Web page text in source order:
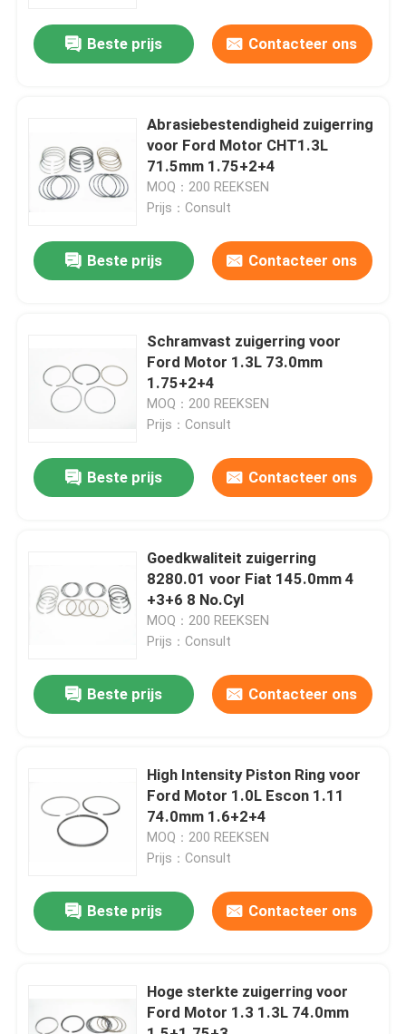
video's
Over ons
Kwaliteitscontrole
Neem contact met ons op
Nieuws
MOTOR HOOFDlager
Beste prijs Contacteer ons
Abrasiebestendigheid zuigerring
voor Ford Motor CHT1.3L
71.5mm 1.75+2+4
MOQ：200 REEKSEN
Prijs：Consult
Beste prijs Contacteer ons
Schramvast zuigerring voor
Ford Motor 1.3L 73.0mm
1.75+2+4
MOQ：200 REEKSEN
Prijs：Consult
Beste prijs Contacteer ons
Goedkwaliteit zuigerring
8280.01 voor Fiat 145.0mm 4
+3+6 8 No.Cyl
MOQ：200 REEKSEN
Prijs：Consult
Beste prijs Contacteer ons
High Intensity Piston Ring voor
Ford Motor 1.0L Escon 1.11
74.0mm 1.6+2+4
MOQ：200 REEKSEN
Prijs：Consult
Beste prijs Contacteer ons
Hoge sterkte zuigerring voor
Ford Motor 1.3 1.3L 74.0mm